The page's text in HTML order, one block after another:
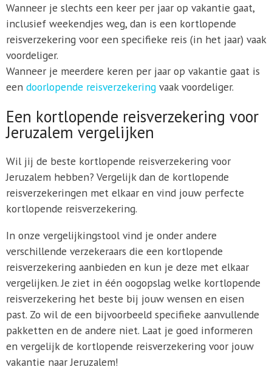
Wanneer je slechts een keer per jaar op vakantie gaat,
inclusief weekendjes weg, dan is een kortlopende
reisverzekering voor een specifieke reis (in het jaar) vaak
voordeliger.
Wanneer je meerdere keren per jaar op vakantie gaat is
een doorlopende reisverzekeringvaak voordeliger.
Een kortlopende reisverzekering voor
Jeruzalem vergelijken
Wil jij de beste kortlopende reisverzekering voor
Jeruzalem hebben? Vergelijk dan de kortlopende
reisverzekeringen met elkaar en vind jouw perfecte
kortlopende reisverzekering.
In onze vergelijkingstool vind je onder andere
verschillende verzekeraars die een kortlopende
reisverzekering aanbieden en kun je deze met elkaar
vergelijken. Je ziet in één oogopslag welke kortlopende
reisverzekering het beste bij jouw wensen en eisen
past. Zo wil de een bijvoorbeeld specifieke aanvullende
pakketten en de andere niet. Laat je goed informeren
en vergelijk de kortlopende reisverzekering voor jouw
vakantie naar Jeruzalem!